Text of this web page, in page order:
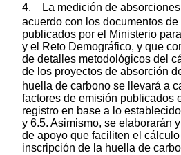
4. La medición de absorciones
acuerdo con los documentos
publicados por el Ministerio
y el Reto Demográfico, y que
de detalles metodológicos del
de los proyectos de absorción
huella de carbono se llevará a
factores de emisión publicados
registro en base a lo
y 6.5. Asimismo, se elaborarán
de apoyo que faciliten el
inscripción de la huella de